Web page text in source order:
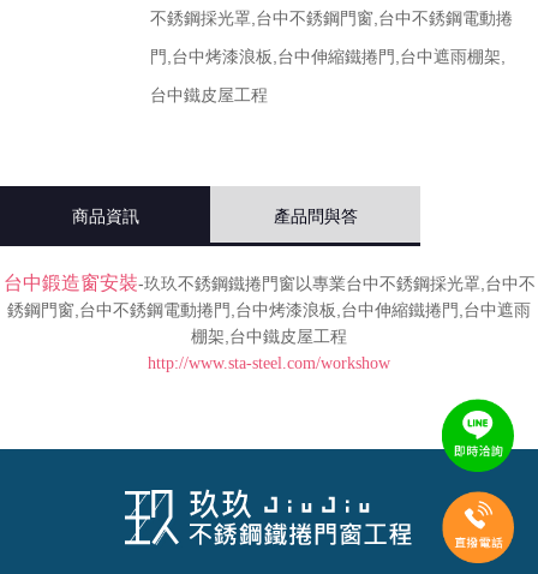
不銹鋼採光罩,台中不銹鋼門窗,台中不銹鋼電動捲
門,台中烤漆浪板,台中伸縮鐵捲門,台中遮雨棚架,
台中鐵皮屋工程
商品資訊 產品問與答
台中鍛造窗安裝-玖玖不銹鋼鐵捲門窗以專業台中不銹鋼採光罩,台中不
銹鋼門窗,台中不銹鋼電動捲門,台中烤漆浪板,台中伸縮鐵捲門,台中遮雨
棚架,台中鐵皮屋工程
http://www.sta-steel.com/workshow
相關產品